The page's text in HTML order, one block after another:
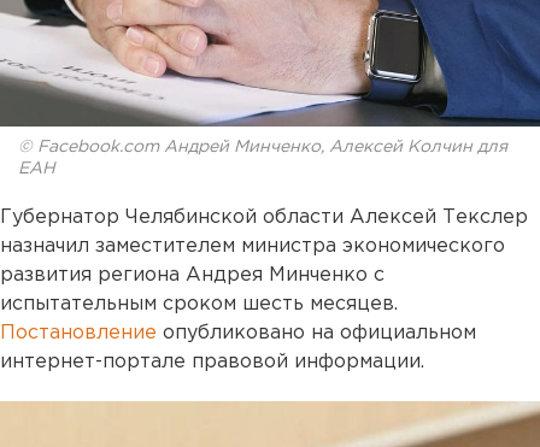
© Facebook.com Андрей Минченко, Алексей Колчин для
ЕАН
Губернатор Челябинской области Алексей Текслер
назначил заместителем министра экономического
развития региона Андрея Минченко с
испытательным сроком шесть месяцев.
Постановление опубликовано на официальном
интернет-портале правовой информации.